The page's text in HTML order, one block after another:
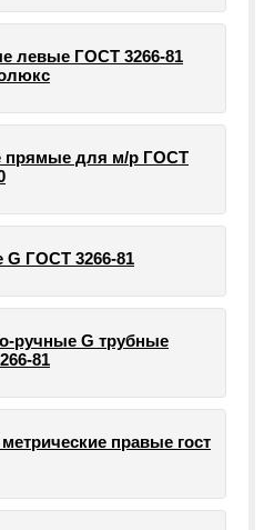
левые ГОСТ 3266-81
прямые для м/р ГОСТ
G ГОСТ 3266-81
ручные G трубные
81
правые гост